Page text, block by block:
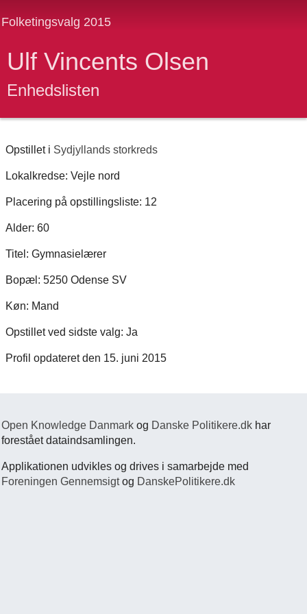
Folketingsvalg 2015
Ulf Vincents Olsen
Enhedslisten
Opstillet i Sydjyllands storkreds
Lokalkredse: Vejle nord
Placering på opstillingsliste: 12
Alder: 60
Titel: Gymnasielærer
Bopæl: 5250 Odense SV
Køn: Mand
Opstillet ved sidste valg: Ja
Profil opdateret den 15. juni 2015
Open Knowledge Danmark og Danske Politikere.dk har
forestået dataindsamlingen.
Applikationen udvikles og drives i samarbejde med
Foreningen Gennemsigtog DanskePolitikere.dk